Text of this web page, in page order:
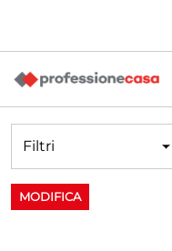
Filtri
MODIFICA